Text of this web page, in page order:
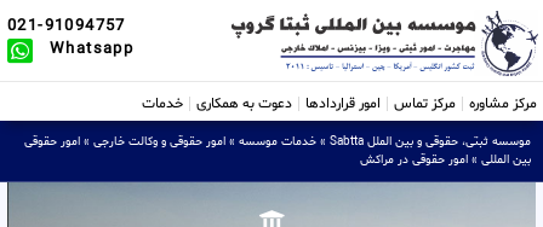
021-91094757
Whatsapp
مرکز مشاوره مرکز تماس امور قراردادها دعوت به همکاری خدمات
موسسه ثبتی، حقوقی و بین الملل Sabtta » خدمات موسسه » امور حقوقی و وکالت خارجی » امور حقوقی
بین المللی » امور حقوقی در مراکش